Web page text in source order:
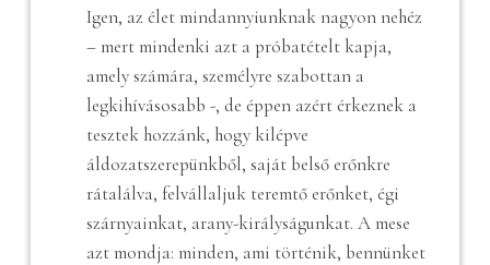
Igen, az élet mindannyiunknak nagyon nehéz
– mert mindenki azt a próbatételt kapja,
amely számára, személyre szabottan a
legkihívásosabb -, de éppen azért érkeznek a
tesztek hozzánk, hogy kilépve
áldozatszerepünkből, saját belső erőnkre
rátalálva, felvállaljuk teremtő erőnket, égi
szárnyainkat, arany-királyságunkat. A mese
azt mondja: minden, ami történik, bennünket